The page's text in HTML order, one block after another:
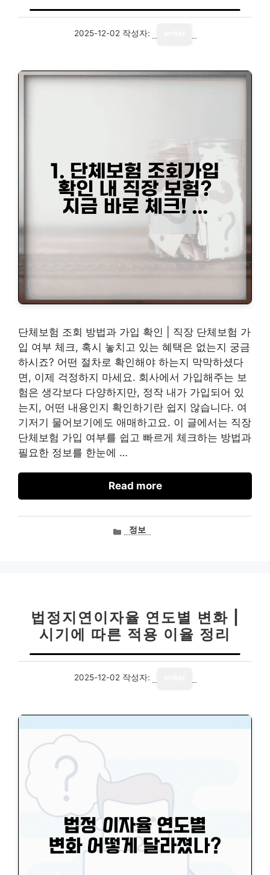
2025-12-02 작성자:
단체보험 조회 방법과 가입 확인 | 직장 단체보험 가
입 여부 체크, 혹시 놓치고 있는 혜택은 없는지 궁금
하시죠? 어떤 절차로 확인해야 하는지 막막하셨다
면, 이제 걱정하지 마세요. 회사에서 가입해주는 보
험은 생각보다 다양하지만, 정작 내가 가입되어 있
는지, 어떤 내용인지 확인하기란 쉽지 않습니다. 여
기저기 물어보기에도 애매하고요. 이 글에서는 직장
단체보험 가입 여부를 쉽고 빠르게 체크하는 방법과
필요한 정보를 한눈에 …
Read more
카정보
법정지연이자율 연도별 변화 |
시기에 따른 적용 이율 정리
2025-12-02 작성자: